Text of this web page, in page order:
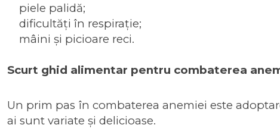
piele palidă;
dificultăți în respirație;
mâini și picioare reci.
Scurt ghid alimentar pentru combaterea
Un prim pas în combaterea anemiei este
ai sunt variate și delicioase.